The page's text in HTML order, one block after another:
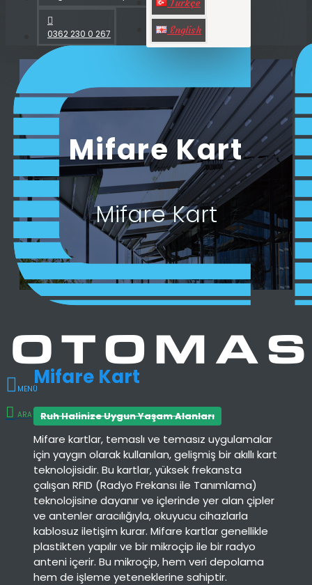
0362 230 0 267
Türkçe
English
Mifare Kart
Mifare Kart
Mifare Kart
Ruh Halinize Uygun Yaşam Alanları
Mifare kartlar, temaslı ve temasız uygulamalar
için yaygın olarak kullanılan, gelişmiş bir akıllı kart
teknolojisidir. Bu kartlar, yüksek frekansta
çalışan RFID (Radyo Frekansı ile Tanımlama)
teknolojisine dayanır ve içlerinde yer alan çipler
ve antenler aracılığıyla, okuyucu cihazlarla
kablosuz iletişim kurar. Mifare kartlar genellikle
plastikten yapılır ve bir mikroçip ile bir radyo
anteni içerir. Bu mikroçip, hem veri depolama
hem de işleme yeteneklerine sahiptir.